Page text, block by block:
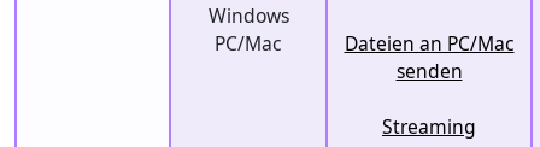
Windows
PC/Mac
Dateien an PC/Mac
senden
Streaming